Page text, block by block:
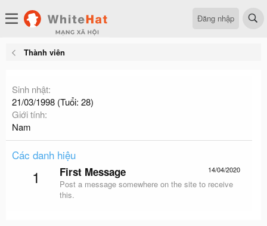
Đăng nhập
Thành viên
Sinh nhật
21/03/1998 (Tuổi: 28)
Giới tính
Nam
Các danh hiệu
1 14/04/2020
First Message
Post a message somewhere on the site to receive
this.